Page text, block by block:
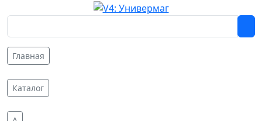
Главная
Каталог